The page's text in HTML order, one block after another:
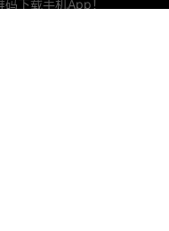
码下载手机App！